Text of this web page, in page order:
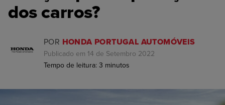
dos carros?
POR HONDA PORTUGAL AUTOMÓVEIS
Publicado em 14 de Setembro 2022
Tempo de leitura: 3 minutos